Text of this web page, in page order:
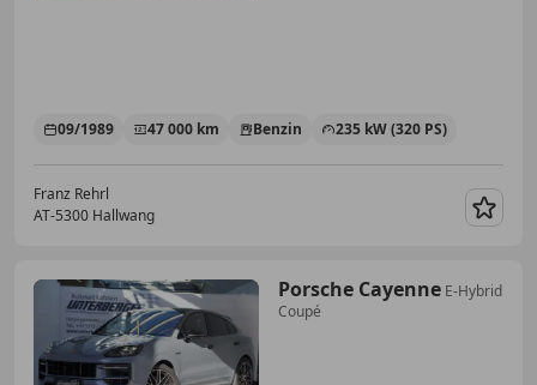
09/1989 47 000 km Benzin 235 kW (320 PS)
Franz Rehrl
AT-5300 Hallwang
Porsche Cayenne E-Hybrid
Coupé